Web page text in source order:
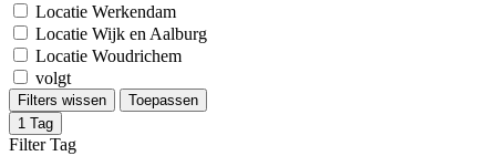
Locatie Werkendam
Locatie Wijk en Aalburg
Locatie Woudrichem
volgt
Filters wissen
Toepassen
1 Tag
Filter Tag